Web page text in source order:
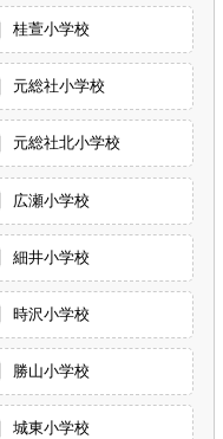
桂萱小学校
元総社小学校
元総社北小学校
広瀬小学校
細井小学校
時沢小学校
勝山小学校
城東小学校